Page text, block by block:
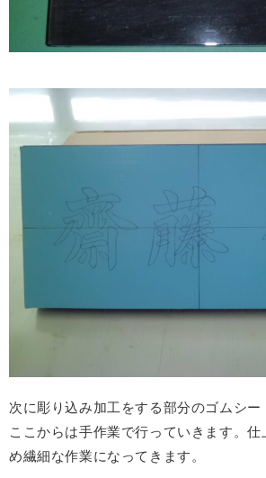
次に彫り込み加工をする部分のゴムシー
ここからは手作業で行っていきます。仕
め繊細な作業になってきます。